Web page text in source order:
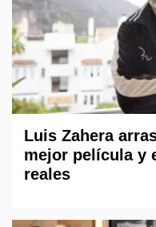
Luis Zahera
mejor película y
reales